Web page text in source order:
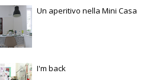
Un aperitivo nella Mini Casa
I'm back